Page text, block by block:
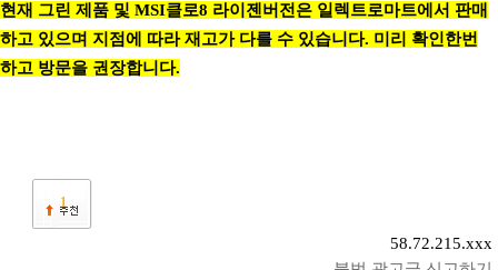
현재 그린 제품 및 MSI클로8 라이젠버전은 일렉트로마트에서 판매
하고 있으며 지점에 따라 재고가 다를 수 있습니다. 미리 확인한번
하고 방문을 권장합니다.
1
58.72.215.xxx